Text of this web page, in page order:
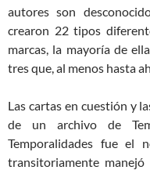
autores son
crearon 22 tipos
marcas, la mayoría de
tres que, al menos hasta
Las cartas en cuestión y
de un archivo de
Temporalidades fue el
transitoriamente